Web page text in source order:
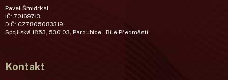
Pavel Šmidrkal
IČ: 70169713
DIČ: CZ7805083319
Spojilská 1853, 530 03, Pardubice – Bílé Předměstí
Kontakt